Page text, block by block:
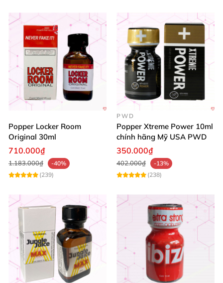
Popper Locker Room
Original 30ml
710.000₫
1.183.000₫
-40%
(239)
PWD
Popper Xtreme Power 10ml
chính hãng Mỹ USA PWD
350.000₫
402.000₫
-13%
(238)